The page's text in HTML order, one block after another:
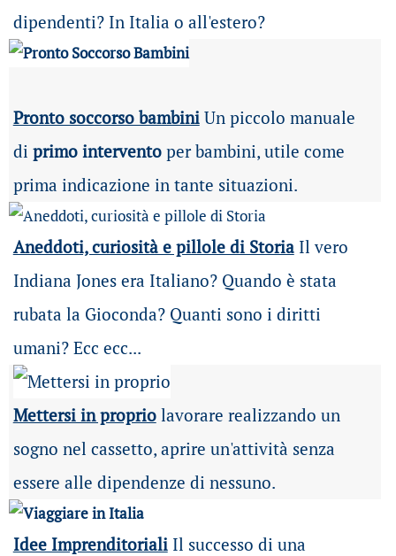
dipendenti? In Italia o all'estero?
Pronto soccorso bambiniUn piccolo manuale
di primo interventoper bambini, utile come
prima indicazione in tante situazioni.
Aneddoti, curiosità e pillole di Storia Il vero
Indiana Jones era Italiano? Quando è stata
rubata la Gioconda? Quanti sono i diritti
umani? Ecc ecc...
Mettersi in propriolavorare realizzando un
sogno nel cassetto, aprire un'attività senza
essere alle dipendenze di nessuno.
Idee ImprenditorialiIl successo di una